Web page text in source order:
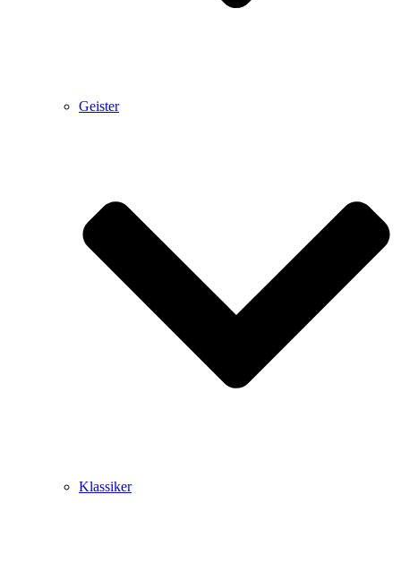
Geister
Klassiker